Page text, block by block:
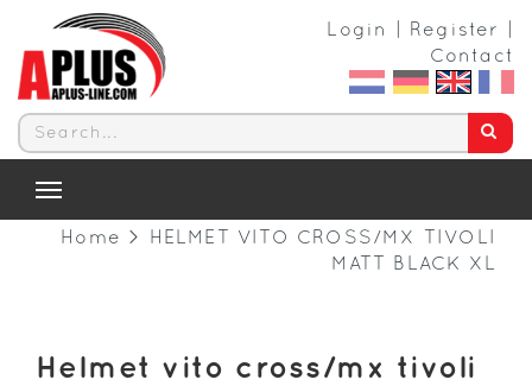
Login Register
Contact
Toggle
Navigation
Home
>
HELMET VITO CROSS/MX TIVOLI
MATT BLACK XL
Helmet vito cross/mx tivoli